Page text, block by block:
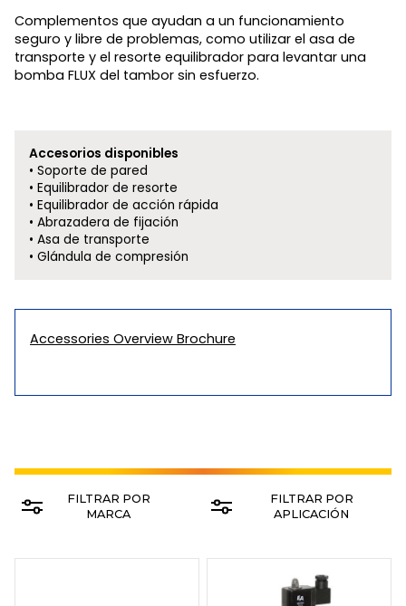
Complementos que ayudan a un funcionamiento
seguro y libre de problemas, como utilizar el asa de
transporte y el resorte equilibrador para levantar una
bomba FLUX del tambor sin esfuerzo.
Accesorios disponibles
Soporte de pared
Equilibrador de resorte
Equilibrador de acción rápida
Abrazadera de fijación
Asa de transporte
Glándula de compresión
Accessories Overview Brochure
FILTRAR POR
MARCA
FILTRAR POR
APLICACIÓN